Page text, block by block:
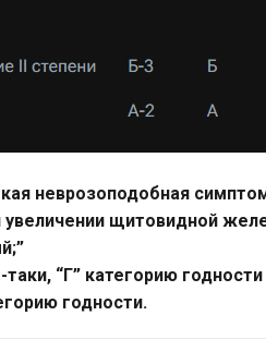
неврозоподобная
увеличении щитовидной
;”
“Г” категорию
годности.